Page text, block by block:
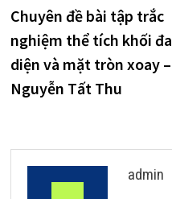
hướng
bài
viết
post:
Chuyên đề bài tập trắc
nghiệm thể tích khối đa
diện và mặt tròn xoay –
Nguyễn Tất Thu
admin